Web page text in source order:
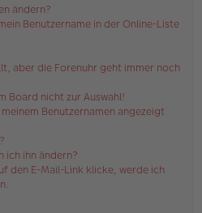
ändern?
Benutzername in der Online-Liste
aber die Forenuhr geht immer noch
Board nicht zur Auswahl!
Benutzernamen angezeigt
ich ihn ändern?
den E-Mail-Link klicke, werde ich